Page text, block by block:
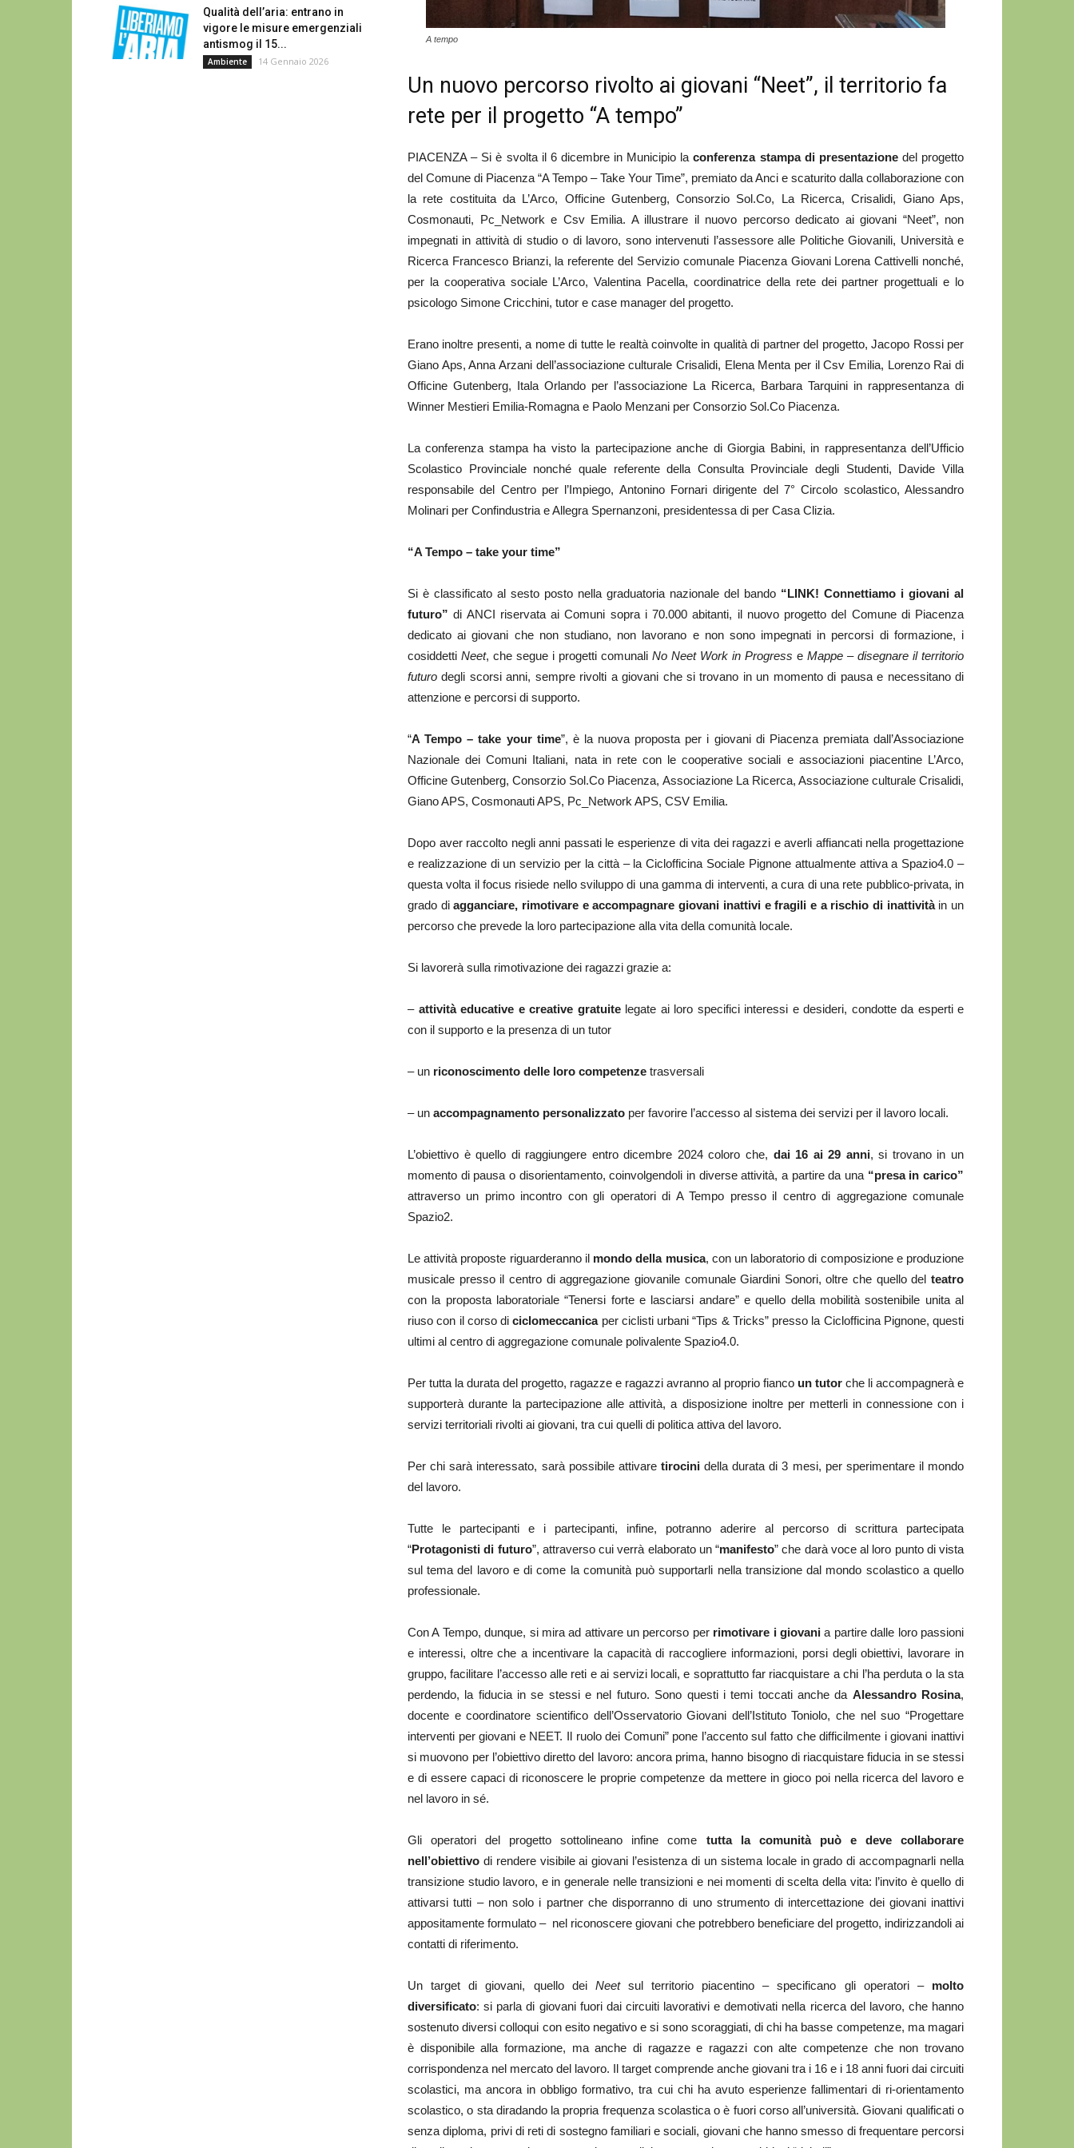
A tempo
Un nuovo percorso rivolto ai giovani “Neet”, il territorio fa
rete per il progetto “A tempo”
PIACENZA – Si è svolta il 6 dicembre in Municipio laconferenza stampa di presentazione del progetto
del Comune di Piacenza “A Tempo – Take Your Time”, premiato da Anci e scaturito dalla collaborazione con
la rete costituita da L’Arco, Officine Gutenberg, Consorzio Sol.Co, La Ricerca, Crisalidi, Giano Aps,
Cosmonauti, Pc_Network e Csv Emilia. A illustrare il nuovo percorso dedicato ai giovani “Neet”, non
impegnati in attività di studio o di lavoro, sono intervenuti l’assessore alle Politiche Giovanili, Università e
Ricerca Francesco Brianzi, la referente del Servizio comunale Piacenza Giovani Lorena Cattivelli nonché,
per la cooperativa sociale L’Arco, Valentina Pacella, coordinatrice della rete dei partner progettuali e lo
psicologo Simone Cricchini, tutor e case manager del progetto.
Erano inoltre presenti, a nome di tutte le realtà coinvolte in qualità di partner del progetto, Jacopo Rossi per
Giano Aps, Anna Arzani dell’associazione culturale Crisalidi, Elena Menta per il Csv Emilia, Lorenzo Rai di
Officine Gutenberg, Itala Orlando per l’associazione La Ricerca, Barbara Tarquini in rappresentanza di
Winner Mestieri Emilia-Romagna e Paolo Menzani per Consorzio Sol.Co Piacenza.
La conferenza stampa ha visto la partecipazione anche di Giorgia Babini, in rappresentanza dell’Ufficio
Scolastico Provinciale nonché quale referente della Consulta Provinciale degli Studenti, Davide Villa
responsabile del Centro per l’Impiego, Antonino Fornari dirigente del 7° Circolo scolastico, Alessandro
Molinari per Confindustria e Allegra Spernanzoni, presidentessa di per Casa Clizia.
“A Tempo – take your time”
Si è classificato al sesto posto nella graduatoria nazionale del bando “LINK! Connettiamo i giovani al
futuro” di ANCI riservata ai Comuni sopra i 70.000 abitanti, il nuovo progetto del Comune di Piacenza
dedicato ai giovani che non studiano, non lavorano e non sono impegnati in percorsi di formazione, i
cosiddetti Neet, che segue i progetti comunali No Neet Work in Progress e Mappe – disegnare il territorio
futuro degli scorsi anni, sempre rivolti a giovani che si trovano in un momento di pausa e necessitano di
attenzione e percorsi di supporto.
“A Tempo – take your time”, è la nuova proposta per i giovani di Piacenza premiata dall’Associazione
Nazionale dei Comuni Italiani, nata in rete con le cooperative sociali e associazioni piacentine L’Arco,
Officine Gutenberg, Consorzio Sol.Co Piacenza, Associazione La Ricerca, Associazione culturale Crisalidi,
Giano APS, Cosmonauti APS, Pc_Network APS, CSV Emilia.
Dopo aver raccolto negli anni passati le esperienze di vita dei ragazzi e averli affiancati nella progettazione
e realizzazione di un servizio per la città – la Ciclofficina Sociale Pignone attualmente attiva a Spazio4.0 –
questa volta il focus risiede nello sviluppo di una gamma di interventi, a cura di una rete pubblico-privata, in
grado diagganciare, rimotivare e accompagnare giovani inattivi e fragili e a rischio di inattivitàin un
percorso che prevede la loro partecipazione alla vita della comunità locale.
Si lavorerà sulla rimotivazione dei ragazzi grazie a:
– attività educative e creative gratuitelegate ai loro specifici interessi e desideri, condotte da esperti e
con il supporto e la presenza di un tutor
– un riconoscimento delle loro competenze trasversali
– un accompagnamento personalizzato per favorire l’accesso al sistema dei servizi per il lavoro locali.
L’obiettivo è quello di raggiungere entro dicembre 2024 coloro che, dai 16 ai 29 anni, si trovano in un
momento di pausa o disorientamento, coinvolgendoli in diverse attività, a partire da una “presa in carico”
attraverso un primo incontro con gli operatori di A Tempo presso il centro di aggregazione comunale
Spazio2.
Le attività proposte riguarderanno il mondo della musica, con un laboratorio di composizione e produzione
musicale presso il centro di aggregazione giovanile comunale Giardini Sonori, oltre che quello del teatro
con la proposta laboratoriale “Tenersi forte e lasciarsi andare” e quello della mobilità sostenibile unita al
riuso con il corso di ciclomeccanicaper ciclisti urbani “Tips & Tricks” presso la Ciclofficina Pignone, questi
ultimi al centro di aggregazione comunale polivalente Spazio4.0.
Per tutta la durata del progetto, ragazze e ragazzi avranno al proprio fianco un tutor che li accompagnerà e
supporterà durante la partecipazione alle attività, a disposizione inoltre per metterli in connessione con i
servizi territoriali rivolti ai giovani, tra cui quelli di politica attiva del lavoro.
Per chi sarà interessato, sarà possibile attivare tirocinidella durata di 3 mesi, per sperimentare il mondo
del lavoro.
Tutte le partecipanti e i partecipanti, infine, potranno aderire al percorso di scrittura partecipata
“Protagonisti di futuro”, attraverso cui verrà elaborato un “manifesto” che darà voce al loro punto di vista
sul tema del lavoro e di come la comunità può supportarli nella transizione dal mondo scolastico a quello
professionale.
Con A Tempo, dunque, si mira ad attivare un percorso per rimotivare i giovani a partire dalle loro passioni
e interessi, oltre che a incentivare la capacità di raccogliere informazioni, porsi degli obiettivi, lavorare in
gruppo, facilitare l’accesso alle reti e ai servizi locali, e soprattutto far riacquistare a chi l’ha perduta o la sta
perdendo, la fiducia in se stessi e nel futuro. Sono questi i temi toccati anche da Alessandro Rosina,
docente e coordinatore scientifico dell’Osservatorio Giovani dell’Istituto Toniolo, che nel suo “Progettare
interventi per giovani e NEET. Il ruolo dei Comuni” pone l’accento sul fatto che difficilmente i giovani inattivi
si muovono per l’obiettivo diretto del lavoro: ancora prima, hanno bisogno di riacquistare fiducia in se stessi
e di essere capaci di riconoscere le proprie competenze da mettere in gioco poi nella ricerca del lavoro e
nel lavoro in sé.
Gli operatori del progetto sottolineano infine come tutta la comunità può e deve collaborare
nell’obiettivo di rendere visibile ai giovani l’esistenza di un sistema locale in grado di accompagnarli nella
transizione studio lavoro, e in generale nelle transizioni e nei momenti di scelta della vita: l’invito è quello di
attivarsi tutti – non solo i partner che disporranno di uno strumento di intercettazione dei giovani inattivi
appositamente formulato – nel riconoscere giovani che potrebbero beneficiare del progetto, indirizzandoli ai
contatti di riferimento.
Un target di giovani, quello dei Neetsul territorio piacentino – specificano gli operatori – molto
diversificato: si parla di giovani fuori dai circuiti lavorativi e demotivati nella ricerca del lavoro, che hanno
sostenuto diversi colloqui con esito negativo e si sono scoraggiati, di chi ha basse competenze, ma magari
è disponibile alla formazione, ma anche di ragazze e ragazzi con alte competenze che non trovano
corrispondenza nel mercato del lavoro. Il target comprende anche giovani tra i 16 e i 18 anni fuori dai circuiti
scolastici, ma ancora in obbligo formativo, tra cui chi ha avuto esperienze fallimentari di ri-orientamento
scolastico, o sta diradando la propria frequenza scolastica o è fuori corso all’università. Giovani qualificati o
senza diploma, privi di reti di sostegno familiari e sociali, giovani che hanno smesso di frequentare percorsi
Qualità dell’aria: entrano in
vigore le misure emergenziali
antismog il 15...
Ambiente 14 Gennaio 2026